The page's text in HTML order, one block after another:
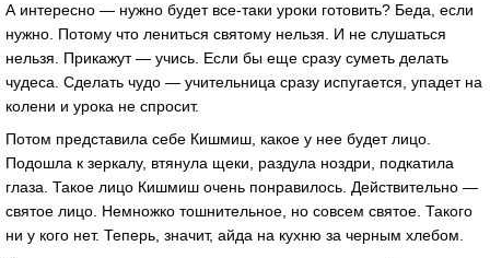
А интересно — нужно будет все-таки уроки готовить? Беда, если
нужно. Потому что лениться святому нельзя. И не слушаться
нельзя. Прикажут — учись. Если бы еще сразу суметь делать
чудеса. Сделать чудо — учительница сразу испугается, упадет на
колени и урока не спросит.
Потом представила себе Кишмиш, какое у нее будет лицо.
Подошла к зеркалу, втянула щеки, раздула ноздри, подкатила
глаза. Такое лицо Кишмиш очень понравилось. Действительно —
святое лицо. Немножко тошнительное, но совсем святое. Такого
ни у кого нет. Теперь, значит, айда на кухню за черным хлебом.